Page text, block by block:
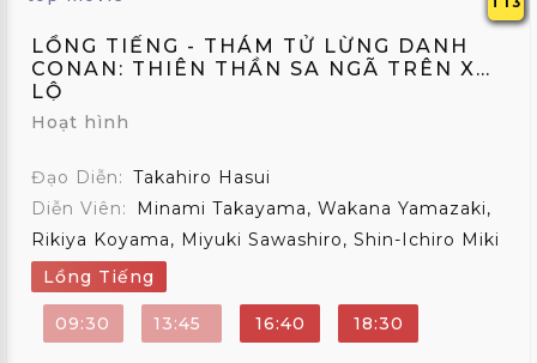
LỒNG TIẾNG - THÁM TỬ LỪNG DANH
CONAN: THIÊN THẦN SA NGÃ TRÊN XA
LỘ
Hoạt hình
Đạo Diễn: Takahiro Hasui
Diễn Viên:
Minami Takayama, Wakana Yamazaki,
Rikiya Koyama, Miyuki Sawashiro, Shin-Ichiro Miki
Lồng Tiếng
09:30 13:45 16:40 18:30